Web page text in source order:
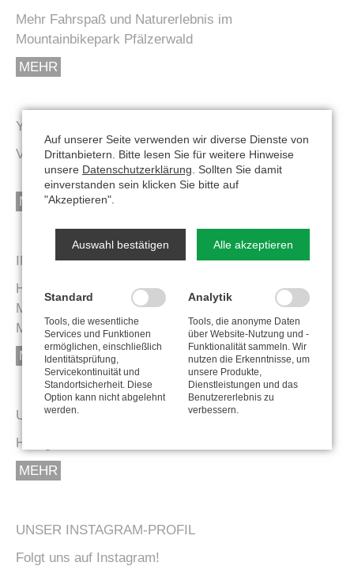
Mehr Fahrspaß und Naturerlebnis im
Mountainbikepark Pfälzerwald
MEHR
YOUTUBE-KANAL
Videos aus dem MTB-Park jetzt auch auf Youtube.
MEHR
IN EIGENER SACHE
HINWEIS: Unser Angebot richtet sich an Touren-
Mountainbiker. Für Enduro- oder abfahrtsorientierte
Mountainbiker haben wir kein adäquates Angebot!
MEHR
UNSERE TOUREN AUF KOMOOT
Hier gehts zu unseren Touren auf Komoot.
MEHR
UNSER INSTAGRAM-PROFIL
Folgt uns auf Instagram!
Auf unserer Seite verwenden wir diverse Dienste von
Drittanbietern. Bitte lesen Sie für weitere Hinweise
unsere Datenschutzerklärung . Sollten Sie damit
einverstanden sein klicken Sie bitte auf
"Akzeptieren".
Auswahl bestätigen Alle akzeptieren
Standard
Tools, die wesentliche
Services und Funktionen
ermöglichen, einschließlich
Identitätsprüfung,
Servicekontinuität und
Standortsicherheit. Diese
Option kann nicht abgelehnt
werden.
Analytik
Tools, die anonyme Daten
über Website-Nutzung und -
Funktionalität sammeln. Wir
nutzen die Erkenntnisse, um
unsere Produkte,
Dienstleistungen und das
Benutzererlebnis zu
verbessern.